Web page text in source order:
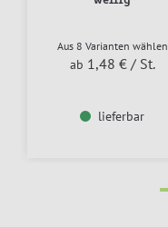
Aus 8 Varianten wählen
ab 1,48 € / St.
lieferbar